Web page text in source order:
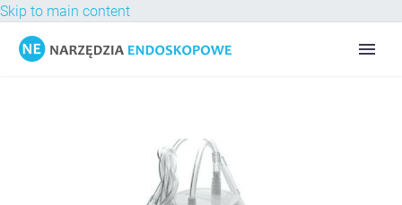
Skip to main content